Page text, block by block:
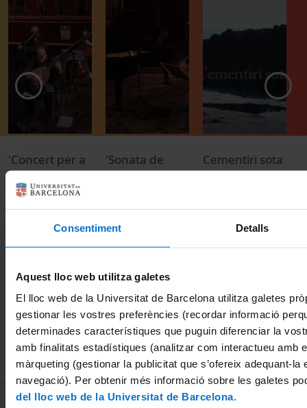
Consentiment Detalls
Aquest lloc web utilitza galetes
El lloc web de la Universitat de Barcelona utilitza galetes
gestionar les vostres preferències (recordar informació
determinades característiques que puguin diferenciar la
amb finalitats estadístiques (analitzar com interactueu amb
màrqueting (gestionar la publicitat que s’ofereix adequant-
navegació). Per obtenir més informació sobre les galetes
del lloc web de la Universitat de Barcelona.
'Concert per a
corda i baix
continu en sol
menor'
d'Antonio
Vivaldi
The Ripieno
Consort
14 maig, 2013
'Sonata de
per a violoncel
i piano'
28 novembre,
Cementiri sota
MENÚ PEU 1
Avís legal